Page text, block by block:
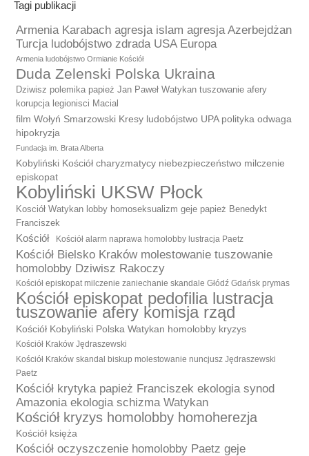
Tagi publikacji
Armenia Karabach agresja islam agresja Azerbejdżan
Turcja ludobójstwo zdrada USA Europa
Armenia ludobójstwo Ormianie Kościół
Duda Zelenski Polska Ukraina
Dziwisz polemika papież Jan Paweł Watykan tuszowanie afery
korupcja legionisci Macial
film Wołyń Smarzowski Kresy ludobójstwo UPA polityka odwaga
hipokryzja
Fundacja im. Brata Alberta
Kobyliński Kościół charyzmatycy niebezpieczeństwo milczenie
episkopat
Kobyliński UKSW Płock
Kosciół Watykan lobby homoseksualizm geje papież Benedykt
Franciszek
Kościół Kościół alarm naprawa homolobby lustracja Paetz
Kościół Bielsko Kraków molestowanie tuszowanie
homolobby Dziwisz Rakoczy
Kościół episkopat milczenie zaniechanie skandale Głódź Gdańsk prymas
Kościół episkopat pedofilia lustracja
tuszowanie afery komisja rząd
Kościół Kobyliński Polska Watykan homolobby kryzys
Kościół Kraków Jędraszewski
Kościół Kraków skandal biskup molestowanie nuncjusz Jędraszewski
Paetz
Kościół krytyka papież Franciszek ekologia synod
Amazonia ekologia schizma Watykan
Kościół kryzys homolobby homoherezja
Kościół księża
Kościół oczyszczenie homolobby Paetz geje